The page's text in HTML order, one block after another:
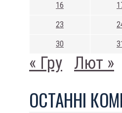
16
23
30
« Гру Лют »
ОСТАННI